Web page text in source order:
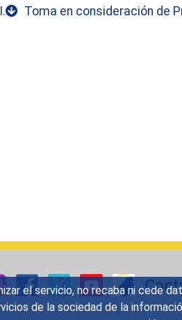
el servicio, no recaba ni cede
de la sociedad de la
I. Toma en consideración de